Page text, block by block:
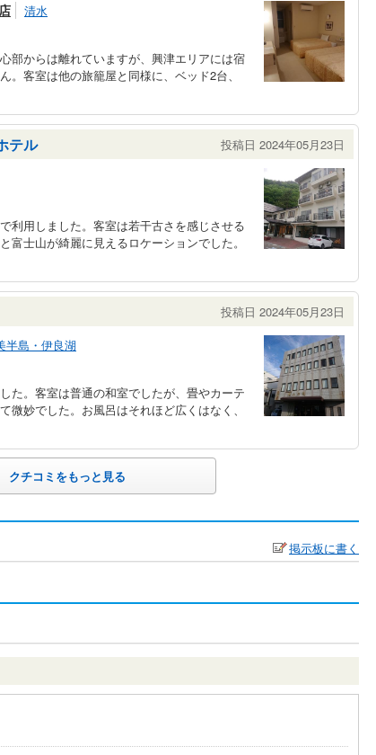
清水
部からは離れていますが、興津エリアには宿
客室は他の旅籠屋と同様に、ベッド2台、
テル 投稿日 2024年05月23日
利用しました。客室は若干古さを感じさせる
富士山が綺麗に見えるロケーションでした。
投稿日 2024年05月23日
半島・伊良湖
た。客室は普通の和室でしたが、畳やカーテ
微妙でした。お風呂はそれほど広くはなく、
クチコミをもっと見る
掲示板に書く